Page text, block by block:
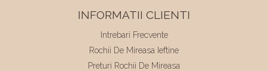
INFORMATII CLIENTI
Intrebari Frecvente
Rochii De Mireasa Ieftine
Preturi Rochii De Mireasa